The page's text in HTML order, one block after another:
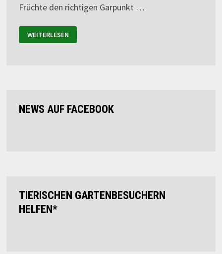
Früchte den richtigen Garpunkt …
WEITERLESEN
NEWS AUF FACEBOOK
TIERISCHEN GARTENBESUCHERN
HELFEN*